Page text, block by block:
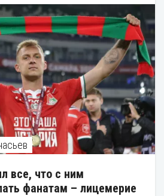
все, что с ним
фанатам – лицемерие